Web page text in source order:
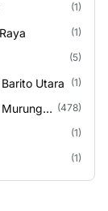
(1)
(1)
(5)
Utara (1)
(478)
(1)
(1)